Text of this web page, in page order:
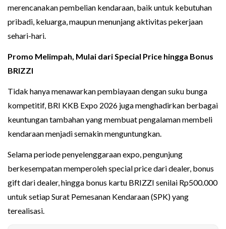
merencanakan pembelian kendaraan, baik untuk kebutuhan
pribadi, keluarga, maupun menunjang aktivitas pekerjaan
sehari-hari.
Promo Melimpah, Mulai dari Special Price hingga Bonus
BRIZZI
Tidak hanya menawarkan pembiayaan dengan suku bunga
kompetitif, BRI KKB Expo 2026 juga menghadirkan berbagai
keuntungan tambahan yang membuat pengalaman membeli
kendaraan menjadi semakin menguntungkan.
Selama periode penyelenggaraan expo, pengunjung
berkesempatan memperoleh special price dari dealer, bonus
gift dari dealer, hingga bonus kartu BRIZZI senilai Rp500.000
untuk setiap Surat Pemesanan Kendaraan (SPK) yang
terealisasi.